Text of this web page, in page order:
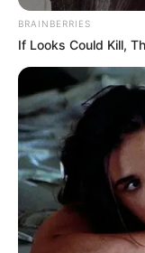
BRAINBERRIES
If Looks Could Kill,